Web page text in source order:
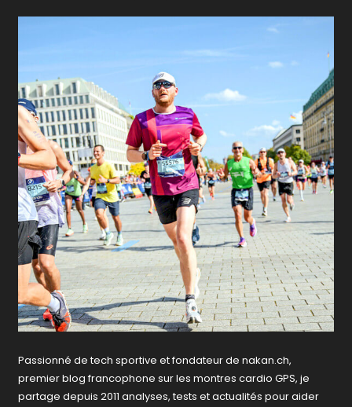
Passionné de tech sportive et fondateur de nakan.ch,
premier blog francophone sur les montres cardio GPS, je
partage depuis 2011 analyses, tests et actualités pour aider